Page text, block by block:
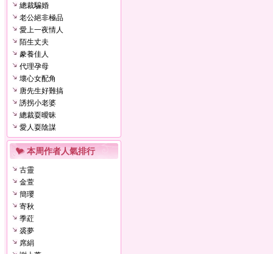
總裁騙婚
老公絕非極品
愛上一夜情人
陌生丈夫
豢養佳人
代理孕母
壞心女配角
唐先生好難搞
誘拐小老婆
總裁耍曖昧
愛人耍陰謀
本周作者人氣排行
古靈
金萱
簡瓔
寄秋
季葒
裘夢
席絹